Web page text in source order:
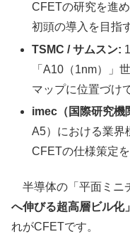
CFETの研究を進
初頭の導入を目指
TSMC / サムスン:
「A10（1nm）」
マップに位置づけ
imec（国際研究機
A5）における業界
CFETの仕様策定を
半導体の「平面ミニ
へ伸びる超高層ビル化
れがCFETです。